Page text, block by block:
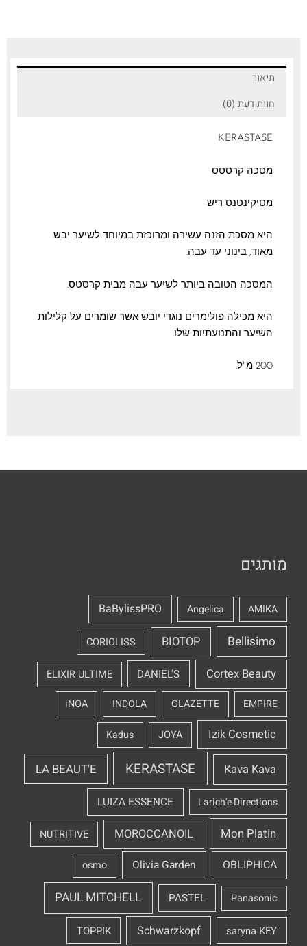
תיאור
חוות דעת (0)
KERASTASE
מסכה קרסטס
מסיקינטנס ריש
היא מסכת הזנה עשירה ומרוכזת במיוחד לשיער יבש
מאוד, בינוני עד עבה.
המסכה הטובה ביותר לשיער עבה מבית קרסטס.
היא מכילה פולימרים נוגדי יובש אשר שומרים על קלילות
השיער והתנועתיות שלו.
200 מ"ל.
מותגים
AMIKA
Angelica
BaBylissPRO
Bellisimo
BIOTOP
CORIOLISS
Cortex Beauty
DANIEL'S
ELIXIR ULTIME
EMPIRE
GLAZETTE
INDOLA
iNOA
Izik Cosmetic
JOYA
Kadus
Kava Kava
KERASTASE
LA BEAUT'E
Larich'e Directions
LUIZA ESSENCE
Mon Platin
MOROCCANOIL
NUTRITIVE
OBLIPHICA
Olivia Garden
osmo
Panasonic
PASTEL
PAUL MITCHELL
saryna KEY
Schwarzkopf
TOPPIK